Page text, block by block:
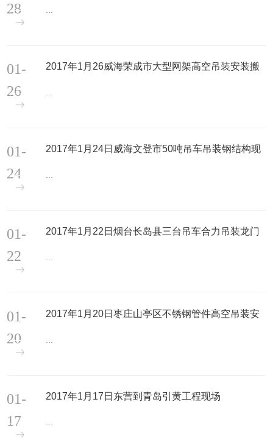
...
28
2017年1月26威海荣成市大型网架高空吊装安装搬
...
01-
26
2017年1月24日威海文登市50吨吊车吊装钢结构现
...
01-
24
2017年1月22日烟台长岛县三台吊车合力吊装龙门
...
01-
22
2017年1月20日枣庄山亭区不锈钢管件高空吊装安
...
01-
20
2017年1月17日东营到青岛引黄工程现场
...
01-
17